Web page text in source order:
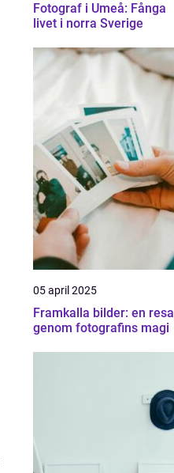
Fotograf i Umeå: Fånga
livet i norra Sverige
05 april 2025
Framkalla bilder: en resa
genom fotografins magi